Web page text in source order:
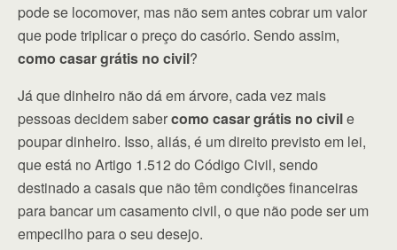
pode se locomover, mas não sem antes cobrar um valor
que pode triplicar o preço do casório. Sendo assim,
como casar grátis no civil?
Já que dinheiro não dá em árvore, cada vez mais
pessoas decidem sabercomo casar grátis no civile
poupar dinheiro. Isso, aliás, é um direito previsto em lei,
que está no Artigo 1.512 do Código Civil, sendo
destinado a casais que não têm condições financeiras
para bancar um casamento civil, o que não pode ser um
empecilho para o seu desejo.